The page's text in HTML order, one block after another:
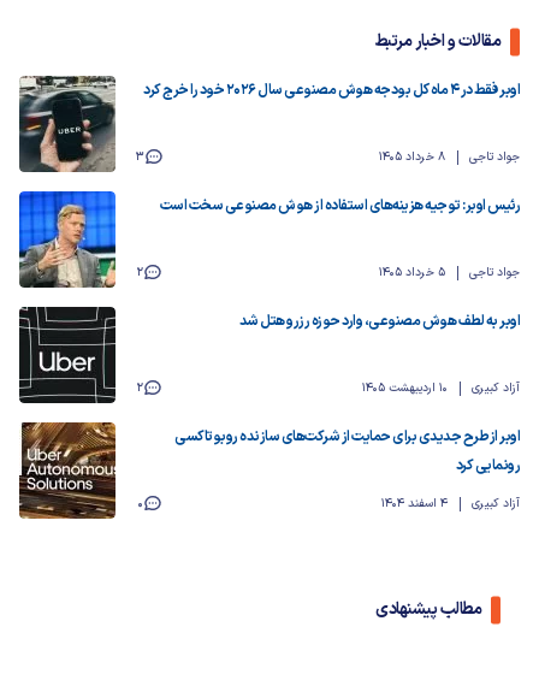
مقالات و اخبار مرتبط
اوبر فقط در ۴ ماه کل بودجه هوش مصنوعی سال ۲۰۲۶ خود را خرج کرد
جواد تاجی 8 خرداد 1405 3
رئیس اوبر: توجیه هزینه‌های استفاده از هوش مصنوعی سخت است
جواد تاجی 5 خرداد 1405 2
اوبر به لطف هوش مصنوعی، وارد حوزه رزرو هتل شد
آزاد کبیری 10 اردیبهشت 1405 2
اوبر از طرح جدیدی برای حمایت از شرکت‌های سازنده روبوتاکسی
رونمایی کرد
آزاد کبیری 4 اسفند 1404 0
مطالب پیشنهادی